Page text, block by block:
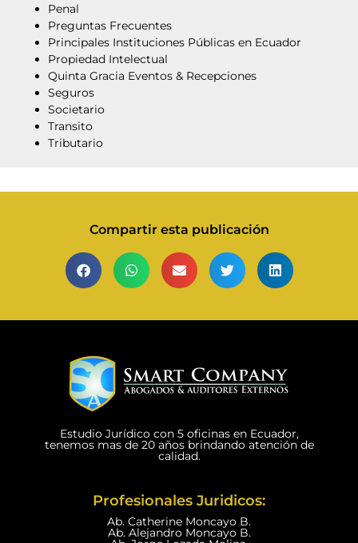
Penal
Preguntas Frecuentes
Principales Instituciones Públicas en Ecuador
Propiedad Intelectual
Quinta Gracia Eventos & Recepciones
Seguros
Societario
Transito
Tributario
Compartir esta publicación
Estudio Jurídico con 5 oficinas en Ecuador,
tenemos mas de 20 años brindando atención de
calidad.
Profesionales Juridicos:
Ab. Catherine Moncayo B.
Ab. Alejandro Moncayo B.